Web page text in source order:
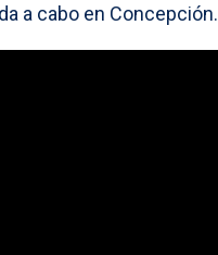
a cabo en Concepción.